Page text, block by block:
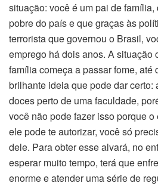
situação: você é um pai de
pobre do país e que graças às
terrorista que governou o Brasil,
emprego há dois anos. A situação
família começa a passar fome, até
brilhante ideia que pode dar certo:
doces perto de uma faculdade,
você não pode fazer isso porque
ele pode te autorizar, você só
dele. Para obter esse alvará, no
esperar muito tempo, terá que
enorme e atender uma série de